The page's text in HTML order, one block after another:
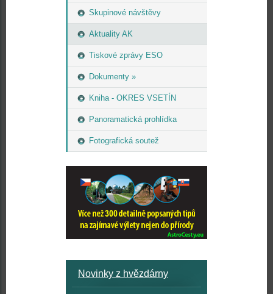
Skupinové návštěvy
Aktuality AK
Tiskové zprávy ESO
Dokumenty »
Kniha - OKRES VSETÍN
Panoramatická prohlídka
Fotografická soutež
Novinky z hvězdárny